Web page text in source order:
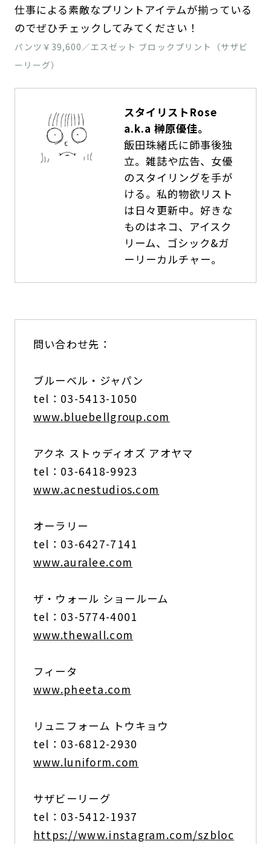
仕事による素敵なプリントアイテムが揃っている
のでぜひチェックしてみてください！
パンツ￥39,600／エスゼット ブロックプリント（サザビ
ーリーグ）
スタイリストRose
a.k.a 榊原優佳。
飯田珠緒氏に師事後独
立。雑誌や広告、女優
のスタイリングを手が
ける。私的物欲リスト
は日々更新中。好きな
ものはネコ、アイスク
リーム、ゴシック&ガ
ーリーカルチャー。
問い合わせ先：
ブルーベル・ジャパン
tel：03-5413-1050
www.bluebellgroup.com
アクネ ストゥディオズ アオヤマ
tel：03-6418-9923
www.acnestudios.com
オーラリー
tel：03-6427-7141
www.auralee.com
ザ・ウォール ショールーム
tel：03-5774-4001
www.thewall.com
フィータ
www.pheeta.com
リュニフォーム トウキョウ
tel：03-6812-2930
www.luniform.com
サザビーリーグ
tel：03-5412-1937
https://www.instagram.com/szbloc